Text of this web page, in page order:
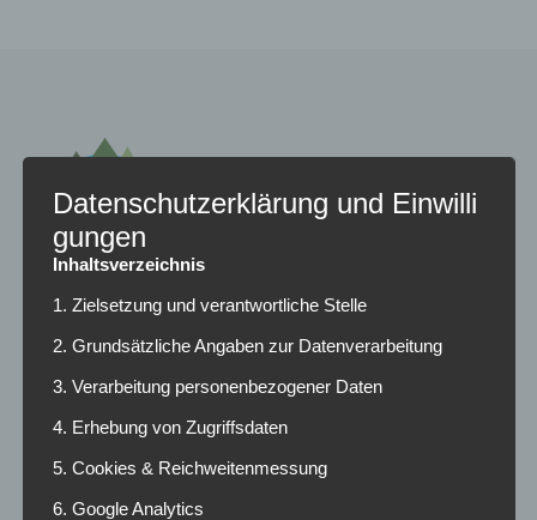
NEUESTE BEITRÄGE
Datenschutzerklärung und Einwilli
gungen
Inhaltsverzeichnis
1. Zielsetzung und verantwortliche Stelle
2. Grundsätzliche Angaben zur Datenverarbeitung
3. Verarbeitung personenbezogener Daten
4. Erhebung von Zugriffsdaten
5. Cookies & Reichweitenmessung
6. Google Analytics